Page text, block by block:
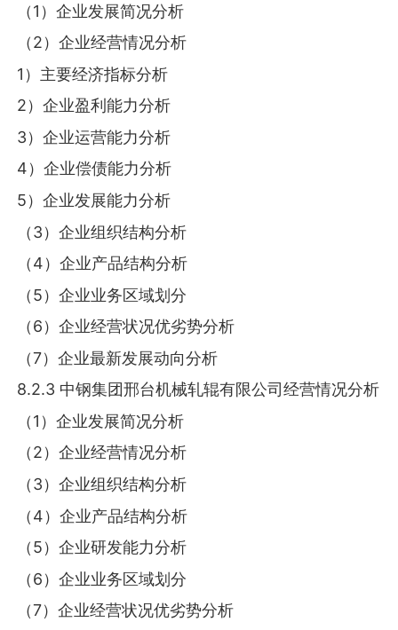
（1）企业发展简况分析
（2）企业经营情况分析
1）主要经济指标分析
2）企业盈利能力分析
3）企业运营能力分析
4）企业偿债能力分析
5）企业发展能力分析
（3）企业组织结构分析
（4）企业产品结构分析
（5）企业业务区域划分
（6）企业经营状况优劣势分析
（7）企业最新发展动向分析
8.2.3 中钢集团邢台机械轧辊有限公司经营情况分析
（1）企业发展简况分析
（2）企业经营情况分析
（3）企业组织结构分析
（4）企业产品结构分析
（5）企业研发能力分析
（6）企业业务区域划分
（7）企业经营状况优劣势分析